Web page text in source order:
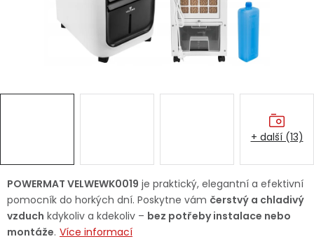
Vánoce
POWERMAT VELWEWK0019 je praktický, elegantní a efektivní
pomocník do horkých dní. Poskytne vám čerstvý a chladivý
vzduch kdykoliv a kdekoliv – bez potřeby instalace nebo
montáže. Více informací
+ další (13)